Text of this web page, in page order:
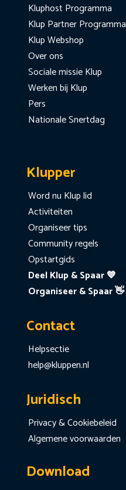
Kluphost Programma
Klup Partner Programma
Klup Webshop
Over ons
Sociale missie Klup
Werken bij Klup
Pers
Nationale Snertdag
Klupper
Word nu Klup lid
Activiteiten
Organiseer tips
Community regels
Opstartgids
Deel Klup & Spaar 💙
Organiseer & Spaar 👋
Contact
Helpsectie
help@kluppen.nl
Juridisch
Privacy & Cookiebeleid
Algemene voorwaarden
Download